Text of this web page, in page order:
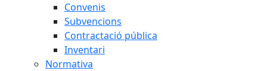
Convenis
Subvencions
Contractació pública
Inventari
Normativa